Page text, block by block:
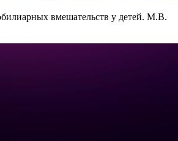
вмешательств у детей. М.В.